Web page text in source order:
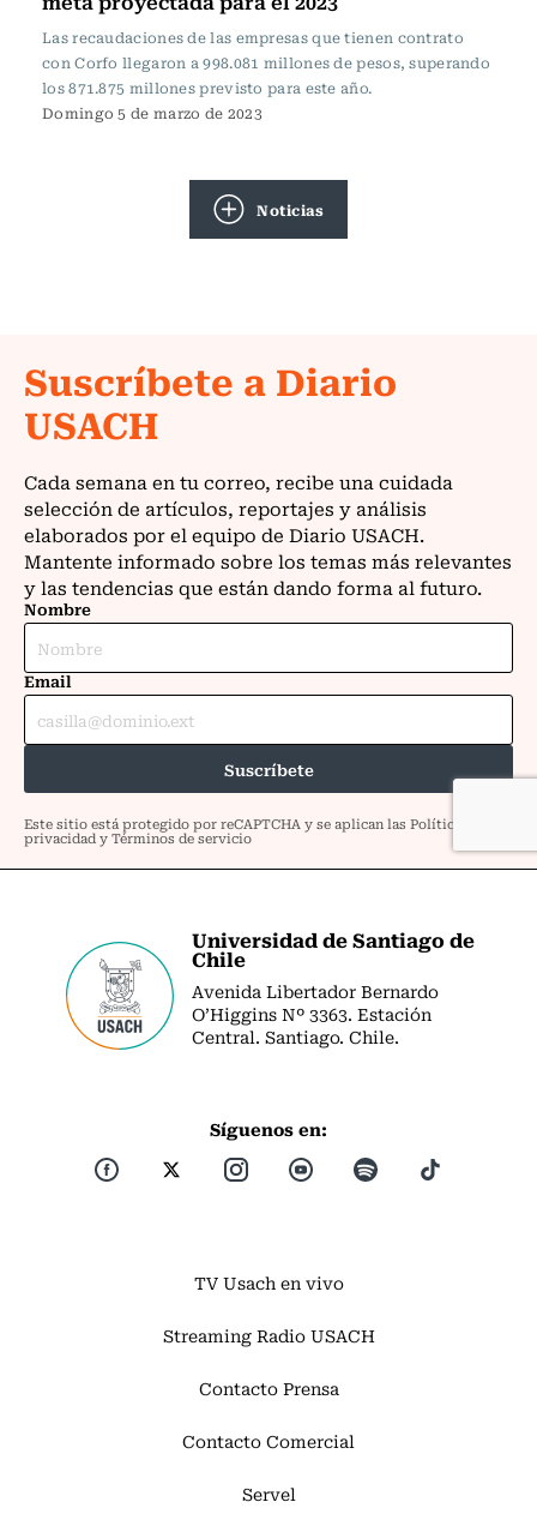
Las recaudaciones de las empresas que tienen contrato
con Corfo llegaron a 998.081 millones de pesos, superando
los 871.875 millones previsto para este año.
Domingo 5 de marzo de 2023
Noticias
Universidad de Santiago de
Chile
Avenida Libertador Bernardo
O’Higgins Nº 3363. Estación
Central. Santiago. Chile.
Síguenos en:
TV Usach en vivo
Streaming Radio USACH
Contacto Prensa
Contacto Comercial
Servel